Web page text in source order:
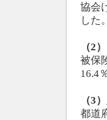
協会
した。
（2
被保
16.4
（3
都道